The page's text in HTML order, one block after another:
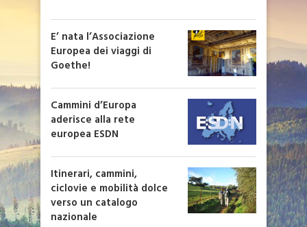
E’ nata l’Associazione
Europea dei viaggi di
Goethe!
Cammini d’Europa
aderisce alla rete
europea ESDN
Itinerari, cammini,
ciclovie e mobilità dolce
verso un catalogo
nazionale